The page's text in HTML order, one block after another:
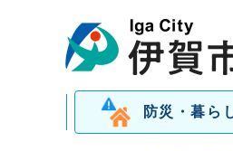
防災・暮ら